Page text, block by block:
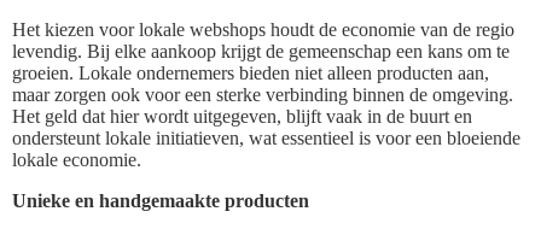
Het kiezen voor lokale webshops houdt de economie van de regio
levendig. Bij elke aankoop krijgt de gemeenschap een kans om te
groeien. Lokale ondernemers bieden niet alleen producten aan,
maar zorgen ook voor een sterke verbinding binnen de omgeving.
Het geld dat hier wordt uitgegeven, blijft vaak in de buurt en
ondersteunt lokale initiatieven, wat essentieel is voor een bloeiende
lokale economie.
Unieke en handgemaakte producten